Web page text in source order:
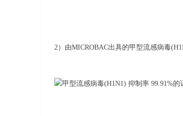
2）由MICROBAC出具的甲型流感病毒